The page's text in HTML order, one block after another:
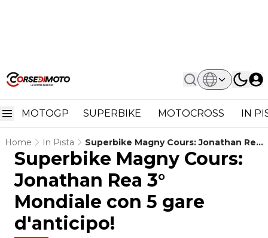
MOTOGP SUPERBIKE MOTOCROSS IN
Home In Pista
Superbike Magny Cours: Jonathan Rea
3° Mondiale Con 5 Gare D'anticipo!
Superbike Magny Cours:
Jonathan Rea 3°
Mondiale con 5 gare
d'anticipo!